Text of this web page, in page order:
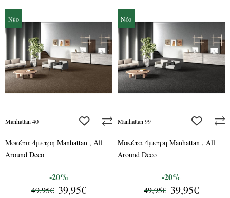
Νέο
Manhattan 40 add to wishlist
Μοκέτα 4μετρη Manhattan , All
Around Deco
49,95€ 39,95€
-20%
Νέο
Manhattan 99 add to
Μοκέτα 4μετρη Manhattan , All
Around Deco
49,95€ 39,95€
-20%